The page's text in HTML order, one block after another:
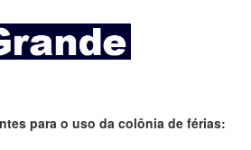
para o uso da colônia de férias: